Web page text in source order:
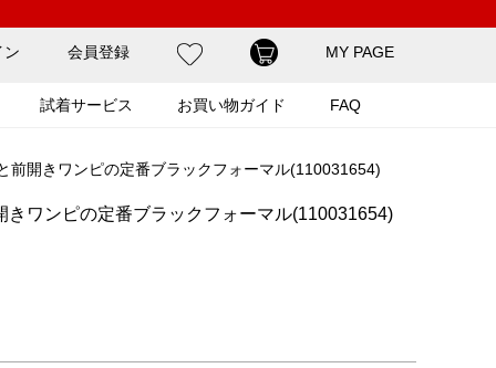
ン 会員登録 MY PAGE
試着サービス お買い物ガイド FAQ
前開きワンピの定番ブラックフォーマル(110031654)
きワンピの定番ブラックフォーマル(110031654)